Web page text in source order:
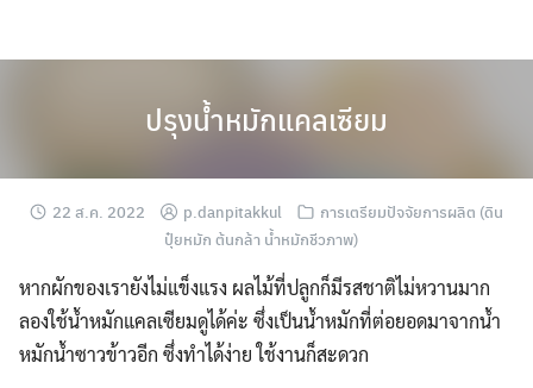
ปรุงน้ำหมักแคลเซียม
22 ส.ค. 2022 p.danpitakkul
การเตรียมปัจจัยการผลิต (ดิน
ปุ๋ยหมัก ต้นกล้า น้ำหมักชีวภาพ)
หากผักของเรายังไม่แข็งแรง ผลไม้ที่ปลูกก็มีรสชาติไม่หวานมาก
ลองใช้น้ำหมักแคลเซียมดูได้ค่ะ ซึ่งเป็นน้ำหมักที่ต่อยอดมาจากน้ำ
หมักน้ำซาวข้าวอีก ซึ่งทำได้ง่าย ใช้งานก็สะดวก